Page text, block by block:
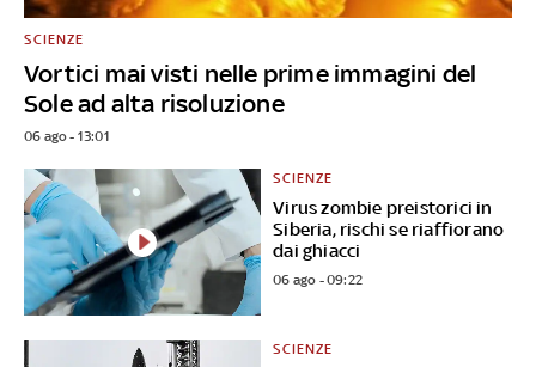
Vortici mai visti nelle prime immagini del
Sole ad alta risoluzione
SCIENZE
06 ago - 13:01
Virus zombie preistorici in
Siberia, rischi se riaffiorano
dai ghiacci
SCIENZE
06 ago - 09:22
SCIENZE